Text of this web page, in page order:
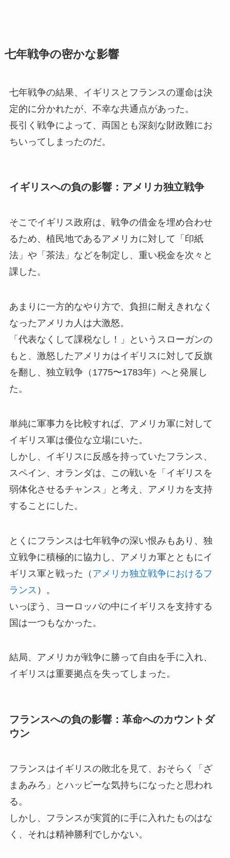
七年戦争の密かな影響
七年戦争の結果、イギリスとフランスの運命は決
定的に分かれたが、不幸な共通点があった。
長引く戦争によって、両国とも深刻な財政難にお
ちいってしまったのだ。
イギリスへの負の影響：アメリカ独立戦争
そこでイギリス政府は、戦争の借金を埋め合わせ
るため、植民地であるアメリカに対して「印紙
法」や「茶法」などを制定し、重い税金を次々と
課した。
あまりに一方的なやり方で、負担に耐えきれなく
なったアメリカ人は大激怒。
「代表なくして課税なし！」というスローガンの
もと、激怒したアメリカはイギリスに対して反旗
を翻し、独立戦争（1775〜1783年）へと発展し
た。
単純に軍事力を比較すれば、アメリカ軍に対して
イギリス軍は優位な立場にいた。
しかし、イギリスに反感を持っていたフランス、
スペイン、オランダは、この戦いを「イギリスを
弱体化させるチャンス」と考え、アメリカを支持
することにした。
とくにフランスは七年戦争の深い恨みもあり、独
立戦争に積極的に協力し、アメリカ軍とともにイ
ギリス軍と戦った（ アメリカ独立戦争におけるフ
ランス ）。
いっぽう、ヨーロッパの中にイギリスを支持する
国は一つもなかった。
結局、アメリカが戦争に勝って自由を手に入れ、
イギリスは重要拠点を失ってしまった。
フランスへの負の影響：革命へのカウントダ
ウン
フランスはイギリスの敗北を見て、おそらく「ざ
まあみろ」とハッピーな気持ちになったと思われ
る。
しかし、フランスが実質的に手に入れたものはな
く、それは精神勝利でしかない。